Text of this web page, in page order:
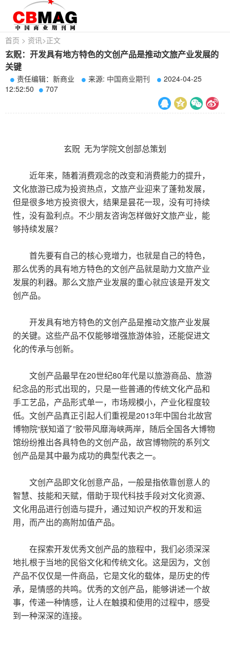
首页 > 资讯>正文
玄贶：开发具有地方特色的文创产品是推动文旅产业发展的
关键
责任编辑：新商业 来源: 中国商业期刊
2024-04-25
12:52:50
707
玄贶 无为学院文创部总策划
近年来，随着消费观念的改变和消费能力的提升，
文化旅游已成为投资热点，文旅产业迎来了蓬勃发展，
但是很多地方投资很大，结果是昙花一现，没有可持续
性，没有盈利点。不少朋友咨询怎样做好文旅产业，能
够持续发展？
首先要有自己的核心竞增力，也就是自己的特色，
那么优秀的具有地方特色的文创产品就是助力文旅产业
发展的利器。那么文旅产业发展的重心就应该是开发文
创产品。
开发具有地方特色的文创产品是推动文旅产业发展
的关键。这些产品不仅能够增强旅游体验，还能促进文
化的传承与创新。
文创产品最早在20世纪80年代是以旅游商品、旅游
纪念品的形式出现的，只是一些普通的传统文化产品和
手工艺品，产品形式单一，市场规模小，产业化程度较
低。文创产品真正引起人们重视是2013年中国台北故宫
博物院“朕知道了”胶带风靡海峡两岸，随后全国各大博物
馆纷纷推出各具特色的文创产品，故宫博物院的系列文
创产品是其中最为成功的典型代表之一。
文创产品即文化创意产品，一般是指依靠创意人的
智慧、技能和天赋，借助于现代科技手段对文化资源、
文化用品进行创造与提升，通过知识产权的开发和运
用，而产出的高附加值产品。
在探索开发优秀文创产品的旅程中，我们必须深深
地扎根于当地的民俗文化和传统文化。这是因为，文创
产品不仅仅是一件商品，它是文化的载体，是历史的传
承，是情感的共鸣。优秀的文创产品，能够讲述一个故
事，传递一种情感，让人在触摸和使用的过程中，感受
到一种深深的连接。